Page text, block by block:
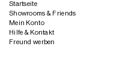
Startseite
Showrooms & Friends
Mein Konto
Hilfe & Kontakt
Freund werben